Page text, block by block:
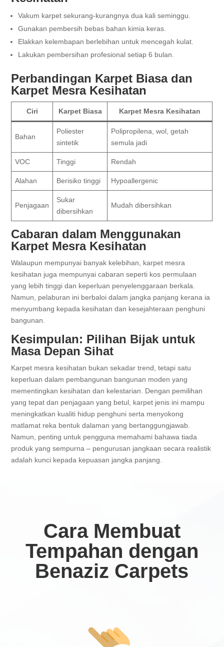
Vakum karpet sekurang-kurangnya dua kali seminggu.
Gunakan pembersih bebas bahan kimia keras.
Elakkan kelembapan berlebihan untuk mencegah kulat.
Lakukan pembersihan profesional setiap 6 bulan.
Perbandingan Karpet Biasa dan
Karpet Mesra Kesihatan
Ciri Karpet Biasa Karpet Mesra Kesihatan
Bahan
Poliester
sintetik
Polipropilena, wol, getah
semula jadi
VOC Tinggi Rendah
Alahan Berisiko tinggi Hypoallergenic
Penjagaan
Sukar
dibersihkan
Mudah dibersihkan
Cabaran dalam Menggunakan
Karpet Mesra Kesihatan
Walaupun mempunyai banyak kelebihan, karpet mesra
kesihatan juga mempunyai cabaran seperti kos permulaan
yang lebih tinggi dan keperluan penyelenggaraan berkala.
Namun, pelaburan ini berbaloi dalam jangka panjang kerana ia
menyumbang kepada kesihatan dan kesejahteraan penghuni
bangunan.
Kesimpulan: Pilihan Bijak untuk
Masa Depan Sihat
Karpet mesra kesihatan bukan sekadar trend, tetapi satu
keperluan dalam pembangunan bangunan moden yang
mementingkan kesihatan dan kelestarian. Dengan pemilihan
yang tepat dan penjagaan yang betul, karpet jenis ini mampu
meningkatkan kualiti hidup penghuni serta menyokong
matlamat reka bentuk dalaman yang bertanggungjawab.
Namun, penting untuk pengguna memahami bahawa tiada
produk yang sempurna – pengurusan jangkaan secara realistik
adalah kunci kepada kepuasan jangka panjang.
Cara Membuat
Tempahan dengan
Benaziz Carpets